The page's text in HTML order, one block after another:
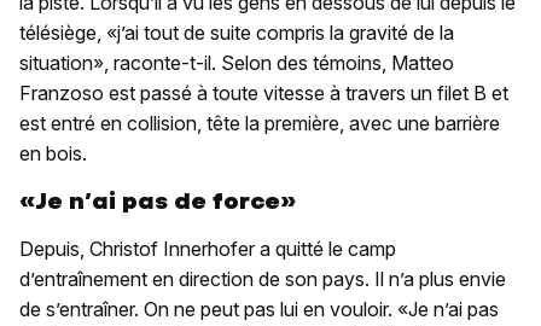
télésiège, «j’ai tout de suite compris la gravité de la
situation», raconte-t-il. Selon des témoins, Matteo
Franzoso est passé à toute vitesse à travers un filet B et
est entré en collision, tête la première, avec une barrière
en bois.
«Je n’ai pas de force»
Depuis, Christof Innerhofer a quitté le camp
d’entraînement en direction de son pays. Il n’a plus envie
de s’entraîner. On ne peut pas lui en vouloir. «Je n’ai pas